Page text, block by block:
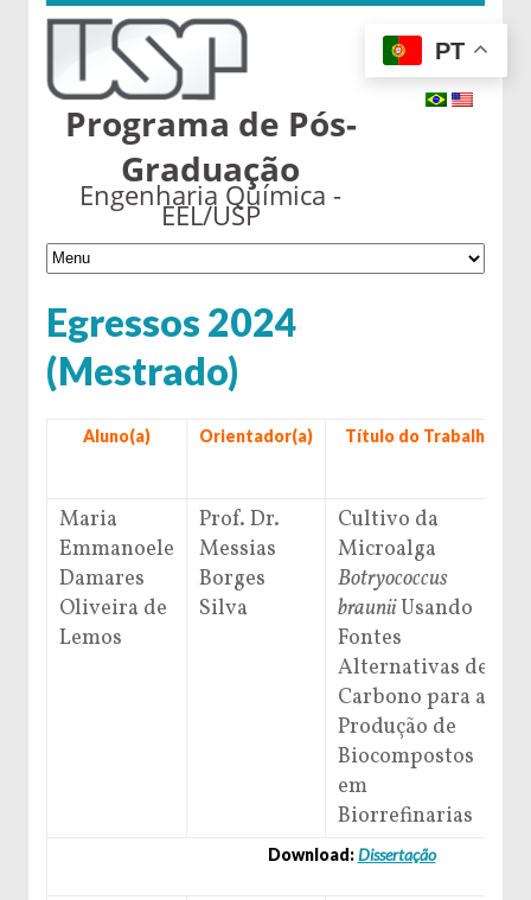
Programa de Pós-
Graduação
Engenharia Química -
EEL/USP
Egressos 2024
(Mestrado)
Aluno(a) Orientador(a) Título do Trabalho
Maria
Emmanoele
Damares
Oliveira de
Lemos
Prof. Dr.
Messias
Borges
Silva
Cultivo da
Microalga
Botryococcus
brauniiUsando
Fontes
Alternativas de
Carbono para a
Produção de
Biocompostos
em
Biorrefinarias
Download:Dissertação
PT